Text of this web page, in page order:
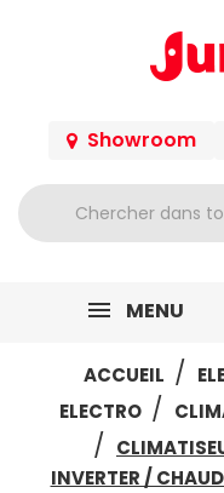
Showroom
MENU
ACCUEIL
ELECTRO
INVERTER /